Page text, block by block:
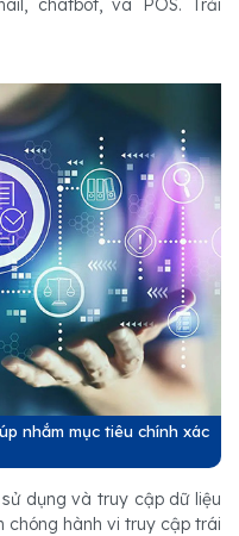
chatbot, và POS. Trải
nhắm mục tiêu chính xác
dụng và truy cập dữ liệu
chóng hành vi truy cập trái